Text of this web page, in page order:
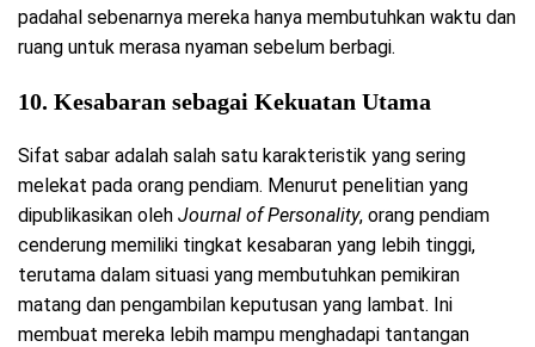
padahal sebenarnya mereka hanya membutuhkan waktu dan
ruang untuk merasa nyaman sebelum berbagi.
10. Kesabaran sebagai Kekuatan Utama
Sifat sabar adalah salah satu karakteristik yang sering
melekat pada orang pendiam. Menurut penelitian yang
dipublikasikan oleh Journal of Personality, orang pendiam
cenderung memiliki tingkat kesabaran yang lebih tinggi,
terutama dalam situasi yang membutuhkan pemikiran
matang dan pengambilan keputusan yang lambat. Ini
membuat mereka lebih mampu menghadapi tantangan